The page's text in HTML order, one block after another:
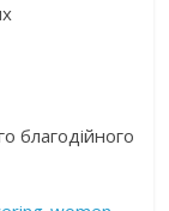
благодійного